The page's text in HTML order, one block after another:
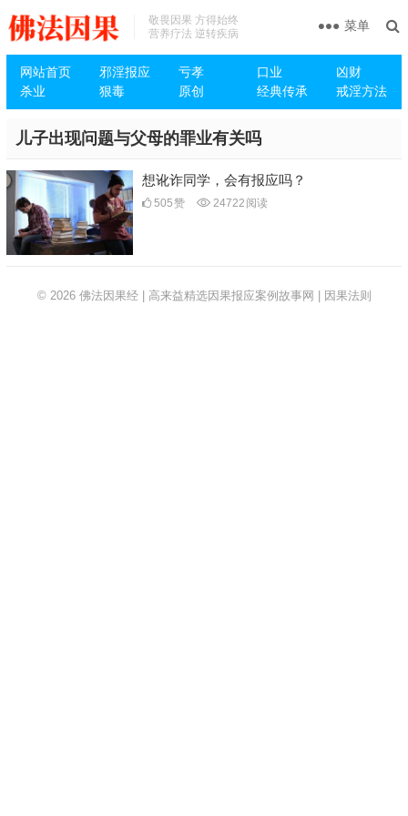
敬畏因果 方得始终
营养疗法 逆转疾病
网站首页 邪淫报应 亏孝 口业
凶财
杀业
狠毒 原创 经典传承 戒淫方法
菜单
儿子出现问题与父母的罪业有关吗
想讹诈同学，会有报应吗？
505赞 24722 阅读
© 2026 佛法因果经 | 高来益精选因果报应案例故事网 | 因果法则